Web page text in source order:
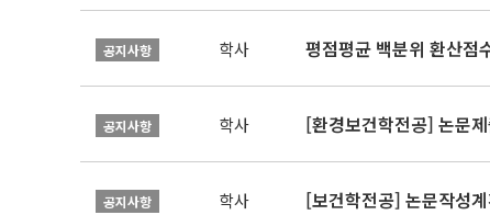
공지사항 학사 평점평균 백분위 환산점
공지사항 학사 [환경보건학전공] 논문
공지사항 학사 [보건학전공] 논문작성